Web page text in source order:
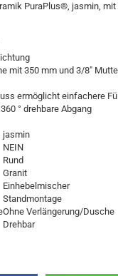
PuraPlus®, jasmin,
mit 350 mm und 3/8"
ermöglicht einfachere
° drehbare Abgang
jasmin
NEIN
Rund
Granit
Einhebelmischer
Standmontage
Ohne Verlängerung/Dusche
Drehbar